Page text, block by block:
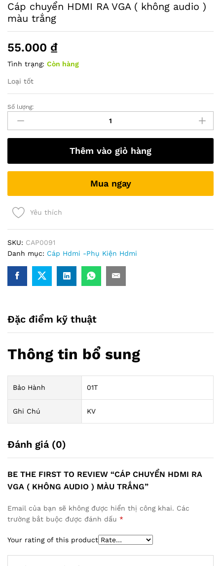
Cáp chuyển HDMI RA VGA ( không audio )
màu trắng
55.000 ₫
Tình trạng: Còn hàng
Loại tốt
Cáp
chuyển
HDMI
RA
(
không
)
màu
trắng
quantity
Số lượng:
Thêm vào giỏ hàng
Mua ngay
Yêu thích
SKU: CAP0091
Danh mục: Cáp Hdmi -Phụ Kiện Hdmi
Đặc điểm kỹ thuật
Thông tin bổ sung
Bảo Hành 01T
Ghi Chú KV
Đánh giá (0)
BE THE FIRST TO REVIEW “CÁP CHUYỂN HDMI RA
VGA ( KHÔNG AUDIO ) MÀU TRẮNG”
Email của bạn sẽ không được hiển thị công khai. Các
trường bắt buộc được đánh dấu *
Your rating of this product